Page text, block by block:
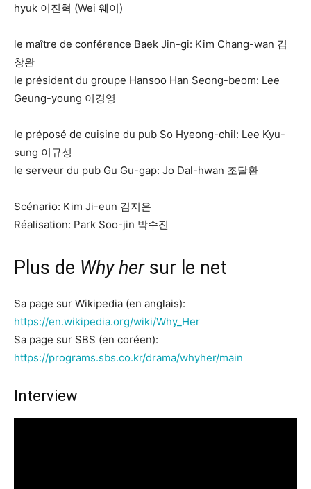
hyuk 이진혁 (Wei 웨이)
le maître de conférence Baek Jin-gi: Kim Chang-wan 김
창완
le président du groupe Hansoo Han Seong-beom: Lee
Geung-young 이경영
le préposé de cuisine du pub So Hyeong-chil: Lee Kyu-
sung 이규성
le serveur du pub Gu Gu-gap: Jo Dal-hwan 조달환
Scénario: Kim Ji-eun 김지은
Réalisation: Park Soo-jin 박수진
Plus de Why hersur le net
Sa page sur Wikipedia (en anglais):
https://en.wikipedia.org/wiki/Why_Her
Sa page sur SBS (en coréen):
https://programs.sbs.co.kr/drama/whyher/main
Interview